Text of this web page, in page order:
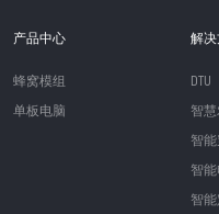
产品中心
蜂窝模组
单板电脑
解
DTU
智
智
智
智